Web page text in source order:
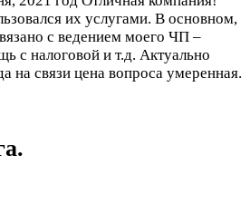
их услугами. В основном,
с ведением моего ЧП –
с налоговой и т.д. Актуально
на связи цена вопроса умеренная.